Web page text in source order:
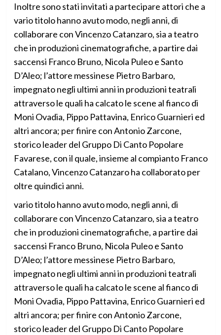
Inoltre sono stati invitati a partecipare attori che a
vario titolo hanno avuto modo, negli anni, di
collaborare con Vincenzo Catanzaro, sia a teatro
che in produzioni cinematografiche, a partire dai
saccensi Franco Bruno, Nicola Puleo e Santo
D’Aleo; l’attore messinese Pietro Barbaro,
impegnato negli ultimi anni in produzioni teatrali
attraverso le quali ha calcato le scene al fianco di
Moni Ovadia, Pippo Pattavina, Enrico Guarnieri ed
altri ancora; per finire con Antonio Zarcone,
storico leader del Gruppo Di Canto Popolare
Favarese, con il quale, insieme al compianto Franco
Catalano, Vincenzo Catanzaro ha collaborato per
oltre quindici anni.
vario titolo hanno avuto modo, negli anni, di
collaborare con Vincenzo Catanzaro, sia a teatro
che in produzioni cinematografiche, a partire dai
saccensi Franco Bruno, Nicola Puleo e Santo
D’Aleo; l’attore messinese Pietro Barbaro,
impegnato negli ultimi anni in produzioni teatrali
attraverso le quali ha calcato le scene al fianco di
Moni Ovadia, Pippo Pattavina, Enrico Guarnieri ed
altri ancora; per finire con Antonio Zarcone,
storico leader del Gruppo Di Canto Popolare